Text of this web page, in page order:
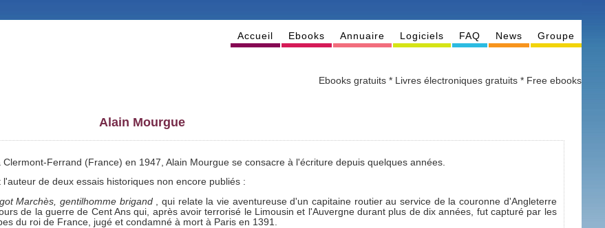
Accueil Ebooks Annuaire Logiciels FAQ News Groupe
Ebooks gratuits * Livres électroniques gratuits * Free ebooks
Alain Mourgue
Clermont-Ferrand (France) en 1947, Alain Mourgue se consacre à l'écriture depuis quelques années.
l'auteur de deux essais historiques non encore publiés :
Marchès, gentilhomme brigand
, qui relate la vie aventureuse d'un capitaine routier au service de la couronne d'Angleterre
de la guerre de Cent Ans qui, après avoir terrorisé le Limousin et l'Auvergne durant plus de dix années, fut capturé par les
du roi de France, jugé et condamné à mort à Paris en 1391.